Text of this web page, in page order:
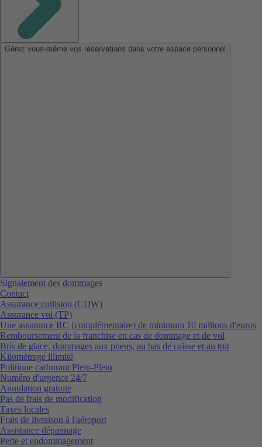
Gérez vous-même vos réservations dans votre espace personnel
Signalement des dommages
Contact
Assurance collision (CDW)
Assurance vol (TP)
Une assurance RC (complémentaire) de minimum 10 millions d'euros
Remboursement de la franchise en cas de dommage et de vol
Bris de glace, dommages aux pneus, au bas de caisse et au toit
Kilométrage illimité
Politique carburant Plein-Plein
Numéro d'urgence 24/7
Annulation gratuite
Pas de frais de modification
Taxes locales
Frais de livraison à l'aéroport
Assistance dépannage
Perte et endommagement